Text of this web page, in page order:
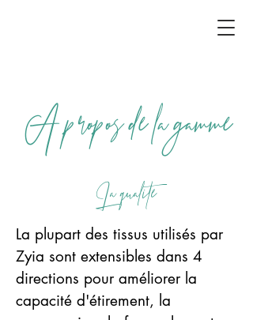
A propos de la gamme
La qualite
La plupart des tissus utilisés par
Zyia sont extensibles dans 4
directions pour améliorer la
capacité d'étirement, la